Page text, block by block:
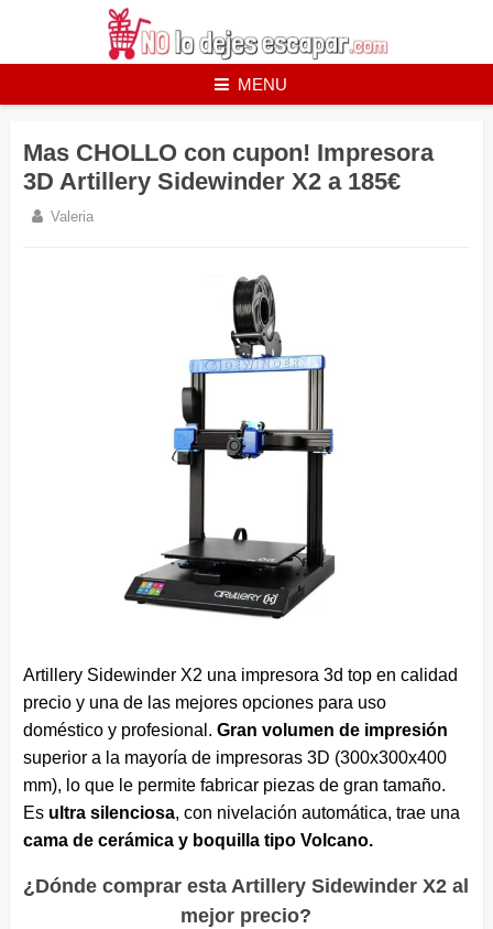
MENU
Mas CHOLLO con cupon! Impresora
3D Artillery Sidewinder X2 a 185€
Valeria
Artillery Sidewinder X2 una impresora 3d top en calidad
precio y una de las mejores opciones para uso
doméstico y profesional. Gran volumen de impresión
superior a la mayoría de impresoras 3D (300x300x400
mm), lo que le permite fabricar piezas de gran tamaño.
Es ultra silenciosa, con nivelación automática, trae una
cama de cerámica y boquilla tipo Volcano.
¿Dónde comprar esta Artillery Sidewinder X2 al
mejor precio?